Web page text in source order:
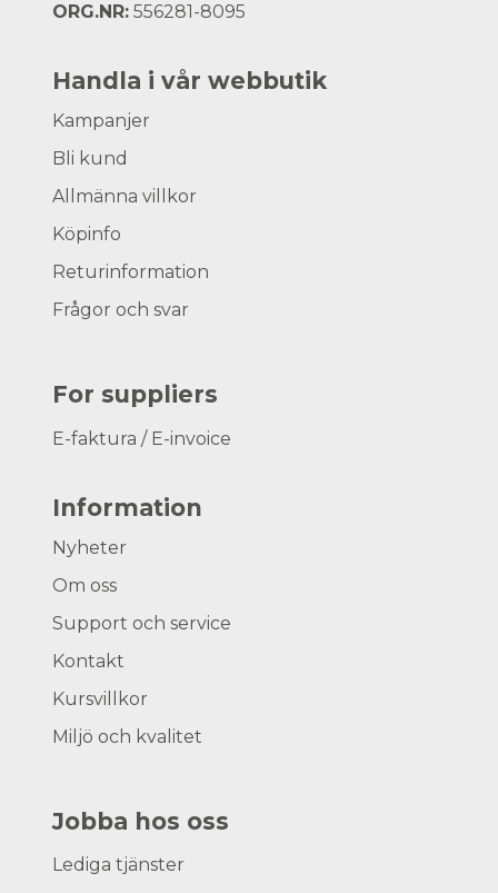
ORG.NR: 556281-8095
Handla i vår webbutik
Kampanjer
Bli kund
Allmänna villkor
Köpinfo
Returinformation
Frågor och svar
For suppliers
E-faktura / E-invoice
Information
Nyheter
Om oss
Support och service
Kontakt
Kursvillkor
Miljö och kvalitet
Jobba hos oss
Lediga tjänster